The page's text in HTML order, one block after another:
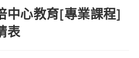
中心教育[專業課程]
表